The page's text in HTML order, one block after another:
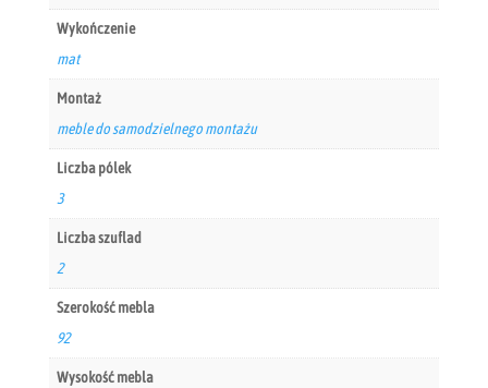
Wykończenie
mat
Montaż
meble do samodzielnego montażu
Liczba pólek
3
Liczba szuflad
2
Szerokość mebla
92
Wysokość mebla